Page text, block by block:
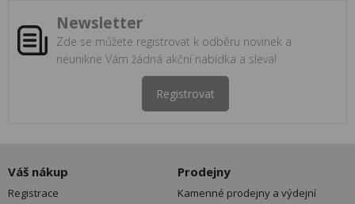
Newsletter
Zde se můžete registrovat k odběru novinek a
neunikne Vám žádná akční nabídka a sleva!
Registrovat
Váš nákup
Registrace
Prodejny
Kamenné prodejny a výdejní